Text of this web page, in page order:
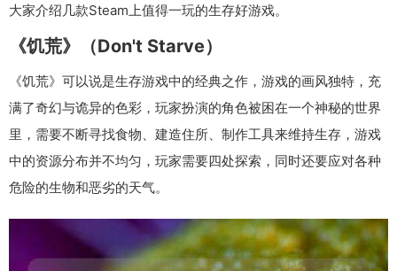
大家介绍几款Steam上值得一玩的生存好游戏。
《饥荒》（Don't Starve）
《饥荒》可以说是生存游戏中的经典之作，游戏的画风独特，充
满了奇幻与诡异的色彩，玩家扮演的角色被困在一个神秘的世界
里，需要不断寻找食物、建造住所、制作工具来维持生存，游戏
中的资源分布并不均匀，玩家需要四处探索，同时还要应对各种
危险的生物和恶劣的天气。